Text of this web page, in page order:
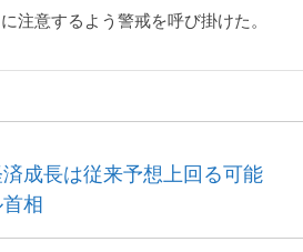
注意するよ う警戒を呼び掛けた。
成長は従来予想上回る可能
相